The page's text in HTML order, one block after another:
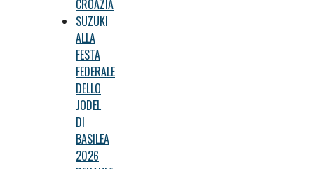
CROAZIA
SUZUKI
ALLA
FESTA
FEDERALE
DELLO
JODEL
DI
BASILEA
2026